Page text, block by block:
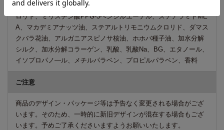
水、ジメチコン、セテアリルアルコール、ベヘントリモニウムク
ロリド、ミリスチン酸PPG-3ベンジルエーテル、ステアラミドME
A、マカデミアナッツ油、ステアルトリモニウムクロリド、ダマス
クバラ花油、アルガニアスピノサ核油、ホホバ種子油、加水分解
シルク、加水分解コラーゲン、乳酸、乳酸Na、BG、エタノール、
イソプロパノ―ル、メチルパラベン、プロピルパラベン、香料
ご注意
商品のデザイン・パッケージ等は予告なく変更される場合がござ
います。そのため、一時的に新旧デザインが混在する場合もござ
います。予めご了承くださいますようお願いいたします。